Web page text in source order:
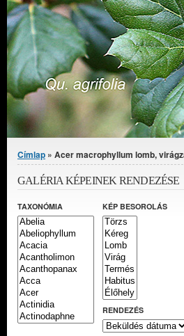
Jelenlegi hely
Címlap » Acer macrophyllum lomb,
GALÉRIA KÉPEINEK RENDEZÉSE
TAXONÓMIA KÉP BESOROLÁS
RENDEZÉS